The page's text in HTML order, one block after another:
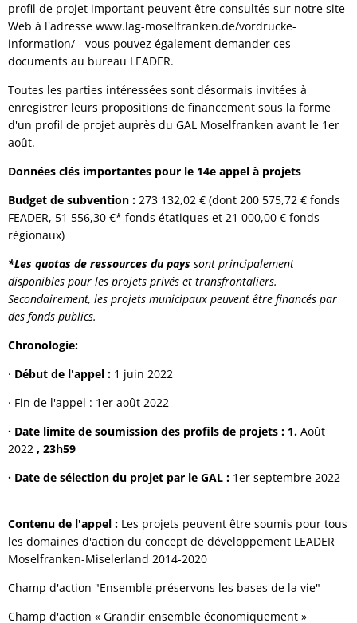
profil de projet important peuvent être consultés sur notre site
Web à l'adresse www.lag-moselfranken.de/vordrucke-
information/ - vous pouvez également demander ces
documents au bureau LEADER.
Toutes les parties intéressées sont désormais invitées à
enregistrer leurs propositions de financement sous la forme
d'un profil de projet auprès du GAL Moselfranken avant le 1er
août.
Données clés importantes pour le 14e appel à projets
Budget de subvention : 273 132,02 € (dont 200 575,72 € fonds
FEADER, 51 556,30 €* fonds étatiques et 21 000,00 € fonds
régionaux)
*Les quotas de ressources du pays sont principalement
disponibles pour les projets privés et transfrontaliers.
Secondairement, les projets municipaux peuvent être financés par
des fonds publics.
Chronologie:
· Début de l'appel : 1 juin 2022
· Fin de l'appel : 1er août 2022
· Date limite de soumission des profils de projets : 1. Août
2022 , 23h59
· Date de sélection du projet par le GAL : 1er septembre 2022
Contenu de l'appel : Les projets peuvent être soumis pour tous
les domaines d'action du concept de développement LEADER
Moselfranken-Miselerland 2014-2020
Champ d'action "Ensemble préservons les bases de la vie"
Champ d'action « Grandir ensemble économiquement »